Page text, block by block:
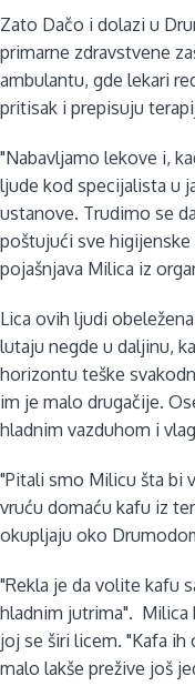
Zato Dačo i dolazi u
primarne zdravstvene
ambulantu, gde lekari
pritisak i prepisuju
"Nabavljamo lekove i,
ljude kod specijalista u
ustanove. Trudimo se
poštujući sve
pojašnjava Milica iz
Lica ovih ljudi
lutaju negde u daljinu,
horizontu teške
im je malo drugačije.
hladnim vazduhom i
"Pitali smo Milicu šta bi
vruću domaću kafu iz
okupljaju oko
"Rekla je da volite kafu
hladnim jutrima". Milica
joj se širi licem. "Kafa ih
malo lakše prežive još